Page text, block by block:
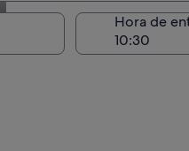
Hora de